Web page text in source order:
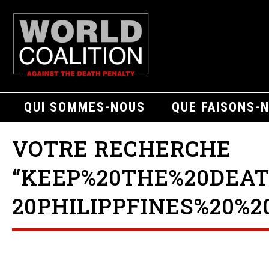
QUI SOMMES-NOUS QUE FAISONS-
VOTRE RECHERCHE